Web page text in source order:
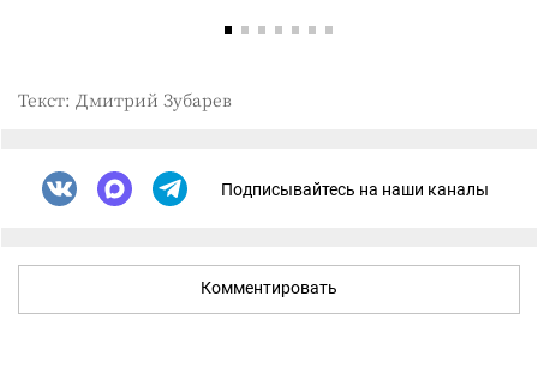
Текст: Дмитрий Зубарев
Подписывайтесь на наши каналы
Комментировать